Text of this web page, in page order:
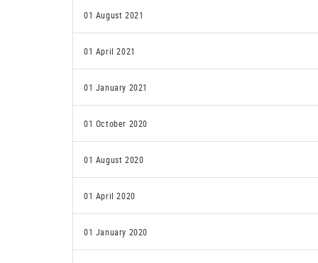
01 August 2021
01 April 2021
01 January 2021
01 October 2020
01 August 2020
01 April 2020
01 January 2020